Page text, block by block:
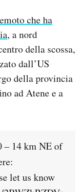
che ha
, a nord
della scossa,
dall’US
della provincia
ad Atene e a
– 14 km NE of
let us know